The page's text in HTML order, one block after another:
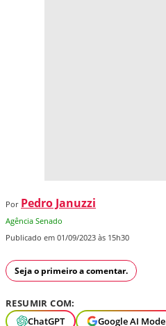
Por Pedro Januzzi
Agência Senado
Publicado em 01/09/2023 às 15h30
Seja o primeiro a comentar.
RESUMIR COM:
ChatGPT
Google AI Mode